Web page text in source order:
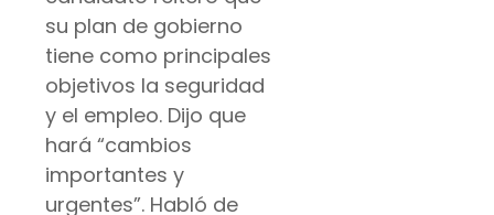
su plan de gobierno
tiene como principales
objetivos la seguridad
y el empleo. Dijo que
hará “cambios
importantes y
urgentes”. Habló de